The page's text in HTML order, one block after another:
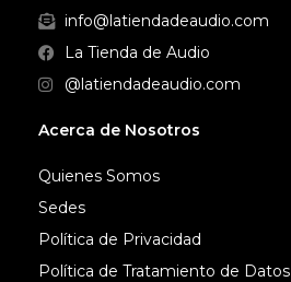
info@latiendadeaudio.com
La Tienda de Audio
@latiendadeaudio.com
Acerca de Nosotros
Quienes Somos
Sedes
Política de Privacidad
Política de Tratamiento de Datos